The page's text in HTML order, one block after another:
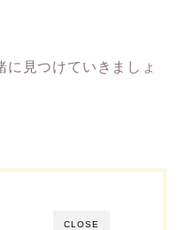
見つけていきましょ
CLOSE